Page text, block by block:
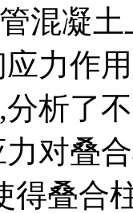
混凝
力作
析了
对叠
得叠合